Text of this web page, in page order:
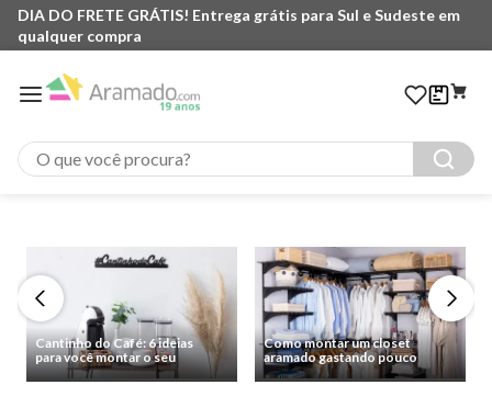
DIA DO FRETE GRÁTIS! Entrega grátis para Sul e Sudeste em
qualquer compra
O que você procura?
Cantinho do Café: 6 ideias
para você montar o seu
Como montar um closet
aramado gastando pouco